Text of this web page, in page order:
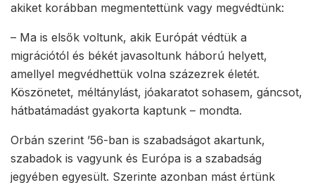
akiket korábban megmentettünk vagy megvédtünk:
– Ma is elsők voltunk, akik Európát védtük a
migrációtól és békét javasoltunk háború helyett,
amellyel megvédhettük volna százezrek életét.
Köszönetet, méltánylást, jóakaratot sohasem, gáncsot,
hátbatámadást gyakorta kaptunk – mondta.
Orbán szerint ’56-ban is szabadságot akartunk,
szabadok is vagyunk és Európa is a szabadság
jegyében egyesült. Szerinte azonban mást értünk